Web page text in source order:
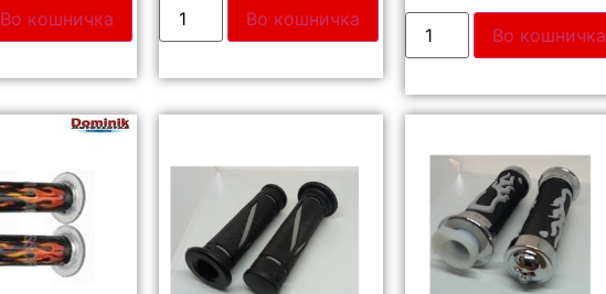
Во кошничка Во кошничка
Во кошничка